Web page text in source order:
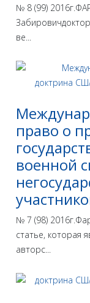
№ 8 (99)
ве...
право о
военной
№ 7 (98)
статье, которая
авторс...